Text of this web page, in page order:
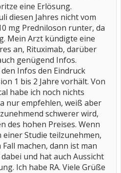
eine Erlösung.
diesen Jahres nicht vom
mg Predniloson runter, da
Mein Arzt kündigte eine
an, Rituximab, darüber
genügend Infos.
Infos den Eindruck
1 bis 2 Jahre vorhält. Von
habe ich noch nichts
nur empfehlen, weiß aber
schwerer wird,
des hohen Preises. Wenn
einer Studie teilzunehmen,
machen, dann ist man
und hat auch Aussicht
Ich habe RA. Viele Grüße